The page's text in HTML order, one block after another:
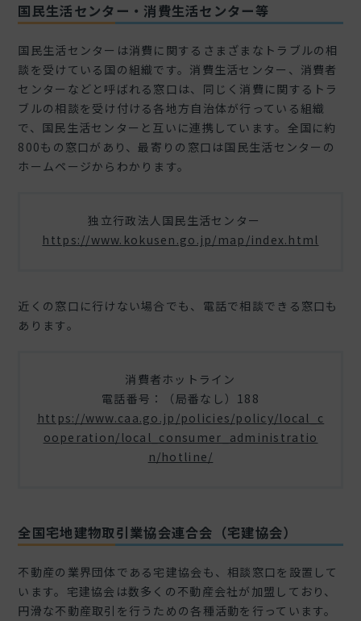
国民生活センター・消費生活センター等
国民生活センターは消費に関するさまざまなトラブルの相
談を受けている国の組織です。消費生活センター、消費者
センターなどと呼ばれる窓口は、同じく消費に関するトラ
ブルの相談を受け付ける各地方自治体が行っている組織
で、国民生活センターと互いに連携しています。全国に約
800もの窓口があり、最寄りの窓口は国民生活センターの
ホームページからわかります。
独立行政法人国民生活センター
https://www.kokusen.go.jp/map/index.html
近くの窓口に行けない場合でも、電話で相談できる窓口も
あります。
消費者ホットライン
電話番号：（局番なし）188
https://www.caa.go.jp/policies/policy/local_c
ooperation/local_consumer_administratio
n/hotline/
全国宅地建物取引業協会連合会（宅建協会）
不動産の業界団体である宅建協会も、相談窓口を設置して
います。宅建協会は数多くの不動産会社が加盟しており、
円滑な不動産取引を行うための各種活動を行っています。